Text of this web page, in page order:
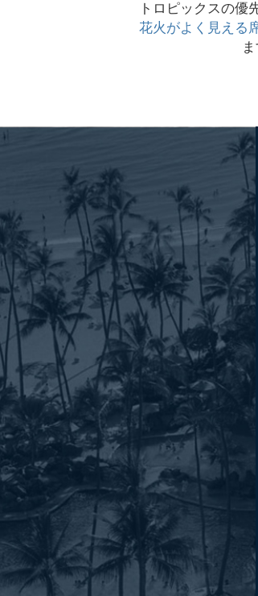
トロピックスの優
花火がよく見える
ま